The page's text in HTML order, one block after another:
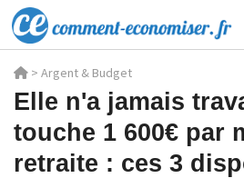
> Argent & Budget
Elle n'a jamais
touche 1 600€ par
retraite : ces 3